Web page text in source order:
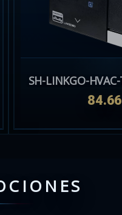
SH-LINKGO-